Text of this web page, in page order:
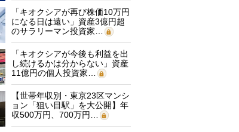
「キオクシアが再び株価10万円
になる日は遠い」資産3億円超
のサラリーマン投資家…
「キオクシアが今後も利益を出
し続けるかは分からない」資産
11億円の個人投資家…
【世帯年収別・東京23区マンシ
ョン「狙い目駅」を大公開】年
収500万円、700万円…